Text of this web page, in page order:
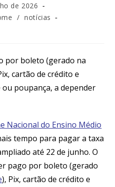
de 2026
/ notícias
por boleto (gerado na
cartão de crédito e
poupança, a depender
Nacional do Ensino Médio
tempo para pagar a taxa
até 22 de junho. O
pago por boleto (gerado
), Pix, cartão de crédito e